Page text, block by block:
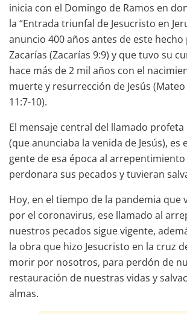
inicia con el Domingo de Ramos en
la “Entrada triunfal de Jesucristo en
anuncio 400 años antes de este
Zacarías (Zacarías 9:9) y que tuvo su
hace más de 2 mil años con el
muerte y resurrección de Jesús (Mateo
11:7-10).
El mensaje central del llamado profeta
(que anunciaba la venida de Jesús), es
gente de esa época al
perdonara sus pecados y tuvieran
Hoy, en el tiempo de la pandemia que
por el coronavirus, ese llamado al
nuestros pecados sigue vigente,
la obra que hizo Jesucristo en la cruz
morir por nosotros, para perdón de
restauración de nuestras vidas y
almas.